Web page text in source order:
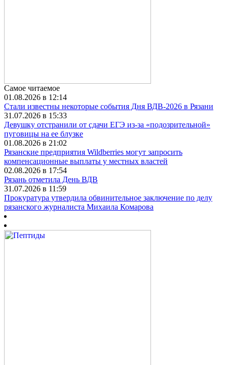
Самое читаемое
01.08.2026 в 12:14
Стали известны некоторые события Дня ВДВ-2026 в Рязани
31.07.2026 в 15:33
Девушку отстранили от сдачи ЕГЭ из-за «подозрительной»
пуговицы на ее блузке
01.08.2026 в 21:02
Рязанские предприятия Wildberries могут запросить
компенсационные выплаты у местных властей
02.08.2026 в 17:54
Рязань отметила День ВДВ
31.07.2026 в 11:59
Прокуратура утвердила обвинительное заключение по делу
рязанского журналиста Михаила Комарова